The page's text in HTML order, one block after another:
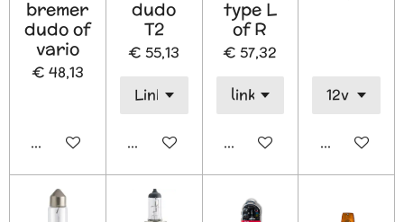
bremer
dudo of
vario
€ 48,13
In winkelwagen
dudo
T2
€ 55,13
In winkelwagen
type L
of R
€ 57,32
In winkelwagen
In